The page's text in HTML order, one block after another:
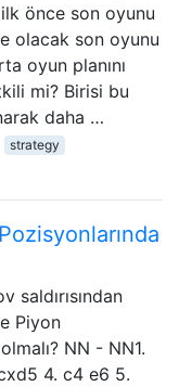
önce son oyunu
olacak son oyunu
oyun planını
mi? Birisi bu
daha …
strategy
saldırısından
Piyon
NN - NN1.
4. c4 e6 5.